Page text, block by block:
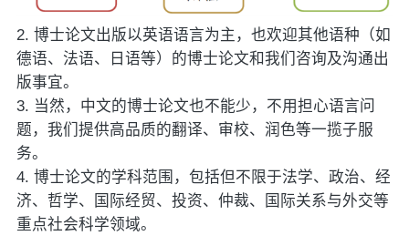
2. 博士论文出版以英语语言为主，也欢迎其他语种（如
德语、法语、日语等）的博士论文和我们咨询及沟通出
版事宜。
3. 当然，中文的博士论文也不能少，不用担心语言问
题，我们提供高品质的翻译、审校、润色等一揽子服
务。
4. 博士论文的学科范围，包括但不限于法学、政治、经
济、哲学、国际经贸、投资、仲裁、国际关系与外交等
重点社会科学领域。